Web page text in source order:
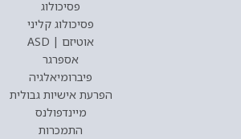
פסיכולוג
פסיכולוג קליני
אוטיזם | ASD
אספרגר
פיברומיאלגיה
הפרעת אישיות גבולית
מיינדפולנס
התמכרות